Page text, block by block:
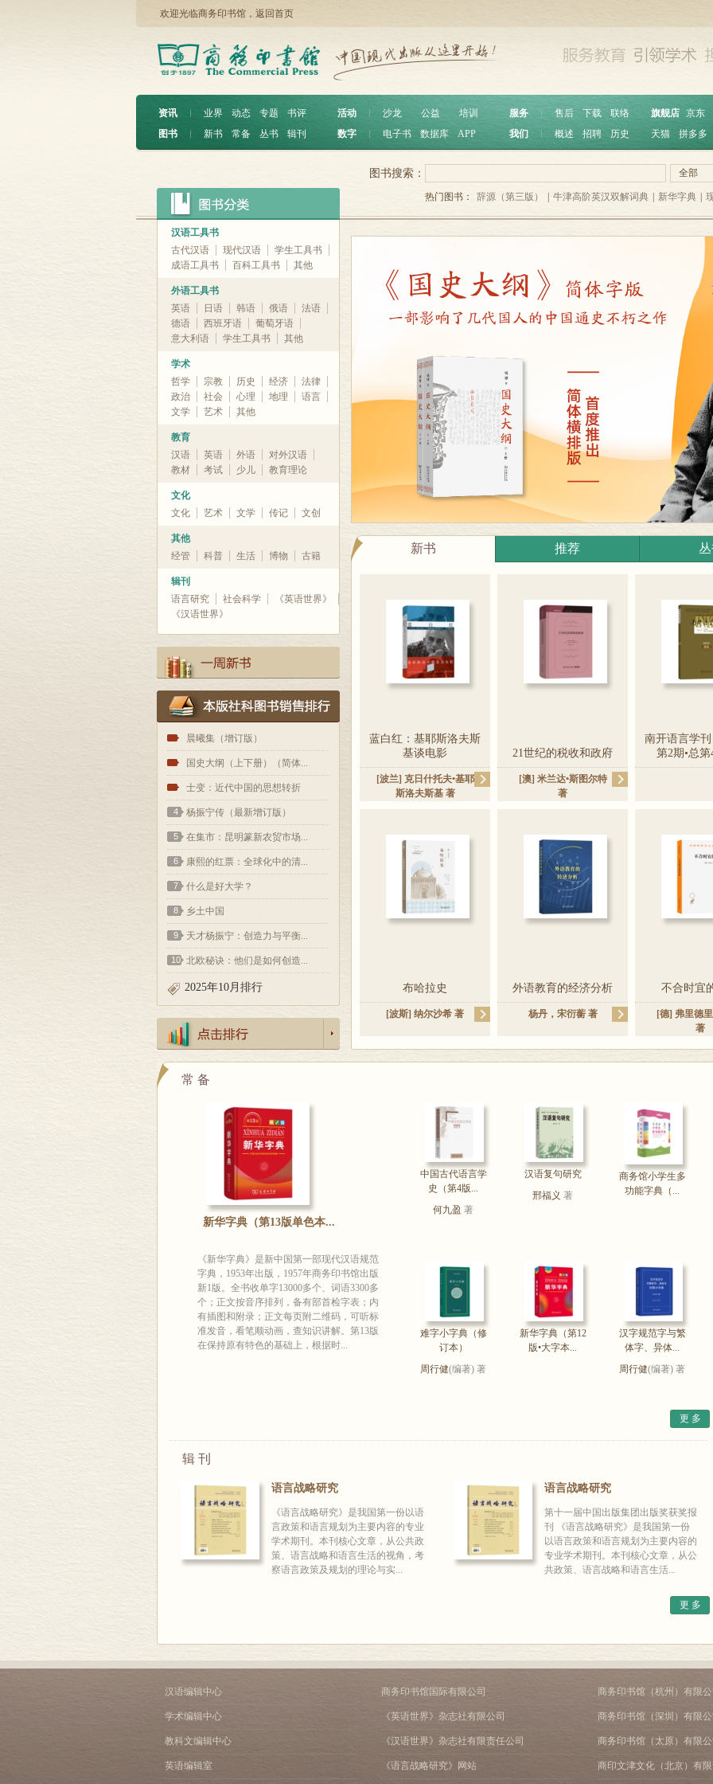
欢迎光临商务印书馆， 返回首页
资讯 ︱ 业界 动态 专题
书评
图书
︱ 新书 常备 丛书 辑刊
活动 沙龙 公益
培训
数字
电子书 数据库 APP
服务 ︱ 售后 下载
联络
我们
概述 招聘 历史
旗舰店 京东
天猫
拼多多
汉语工具书
古代汉语
现代汉语
学生工具书
成语工具书
百科工具书 其他
外语工具书
英语
日语 韩语 俄语
法语
德语
西班牙语
葡萄牙语
意大利语
学生工具书 其他
学术
哲学
宗教 历史 经济
法律
政治
社会 心理 地理
语言
文学
艺术 其他
教育
汉语
英语 外语
对外汉语
教材
考试 少儿 教育理论
文化
文化
艺术 文学 传记 文创
其他
经管
科普 生活 博物 古籍
辑刊
语言研究
社会科学
《英语世界》
《汉语世界》
1 晨曦集（增订版）
2 国史大纲（上下册）（简体...
3 士变：近代中国的思想转折
4 杨振宁传（最新增订版）
5 在集市：昆明篆新农贸市场...
6 康熙的红票：全球化中的清...
7 什么是好大学？
8 乡土中国
9 天才杨振宁：创造力与平衡...
10 北欧秘诀：他们是如何创造...
2025年10月排行
全部
图书搜索：
热门图书： 辞源（第三版） 牛津高阶英汉双解词典 新华字典
新书 推荐
蓝白红：基耶斯洛夫斯
基谈电影
[波兰] 克日什托夫•基耶
斯洛夫斯基著
21世纪的税收和政府
[澳] 米兰达•斯图尔特
著
南开语言学刊
第2期•总
布哈拉史
[波斯] 纳尔沙希 著
外语教育的经济分析
杨丹， 宋衍蘅著
不合时宜
[德] 弗里德
著
常 备
新华字典（第13版单色本...
《新华字典》是新中国第一部现代汉语规范
字典，1953年出版，1957年商务印书馆出版
新1版。全书收单字13000多个、词语3300多
个；正文按音序排列，备有部首检字表；内
有插图和附录；正文每页附二维码，可听标
准发音，看笔顺动画，查知识讲解。第13版
在保持原有特色的基础上，根据时...
中国古代语言学
史（第4版...
何九盈 著
汉语复句研究
邢福义 著
商务馆小学生多
功能字典（...
难字小字典（修
订本）
周行健(编著) 著
新华字典（第12
版•大字本...
汉字规范字与繁
体字、异体...
周行健(编著) 著
更 多
辑 刊
语言战略研究
《语言战略研究》是我国第一份以语
言政策和语言规划为主要内容的专业
学术期刊。本刊核心文章，从公共政
策、语言战略和语言生活的视角，考
察语言政策及规划的理论与实...
语言战略研究
第十一届中国出版集团出版奖获奖报
刊 《语言战略研究》是我国第一份
以语言政策和语言规划为主要内容的
专业学术期刊。本刊核心文章，从公
共政策、语言战略和语言生活...
更 多
汉语编辑中心
学术编辑中心
教科文编辑中心
英语编辑室
商务印书馆国际有限公司
《英语世界》杂志社有限公司
《汉语世界》杂志社有限责任公司
《语言战略研究》网站
商务印书馆（杭州）有限
商务印书馆（深圳）有限
商务印书馆（太原）有限
商印文津文化（北京）有